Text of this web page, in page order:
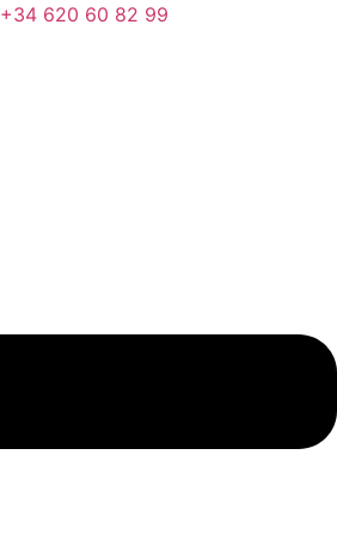
+34 620 60 82 99